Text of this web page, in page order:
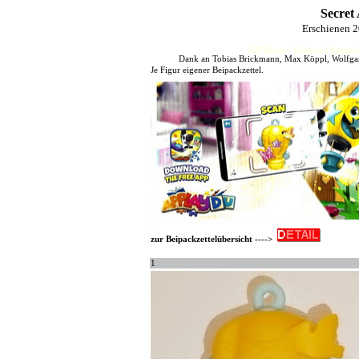
Secret
Erschienen
HJFHenze - Helmut´s
Dank an Tobias Brickmann, Max Köppl,
Je Figur eigener Beipackzettel.
zur Beipackzettelübersicht ---->
1